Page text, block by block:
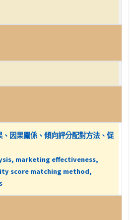
因果關係、傾向評分配對方法、促
marketing effectiveness,
score matching method,